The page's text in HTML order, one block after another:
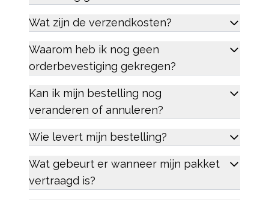
Wat zijn de verzendkosten?
Waarom heb ik nog geen
orderbevestiging gekregen?
Kan ik mijn bestelling nog
veranderen of annuleren?
Wie levert mijn bestelling?
Wat gebeurt er wanneer mijn pakket
vertraagd is?